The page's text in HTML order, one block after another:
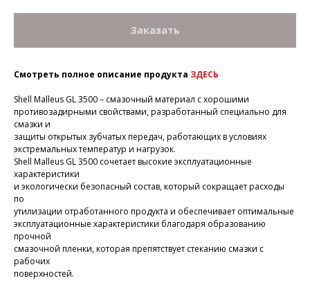
Заказать
Смотреть полное описание продукта ЗДЕСЬ
Shell Malleus GL 3500 – смазочный материал с хорошими
противозадирными свойствами, разработанный специально для
смазки и
защиты открытых зубчатых передач, работающих в условиях
экстремальных температур и нагрузок.
Shell Malleus GL 3500 сочетает высокие эксплуатационные
характеристики
и экологически безопасный состав, который сокращает расходы
по
утилизации отработанного продукта и обеспечивает оптимальные
эксплуатационные характеристики благодаря образованию
прочной
смазочной пленки, которая препятствует стеканию смазки с
рабочих
поверхностей.